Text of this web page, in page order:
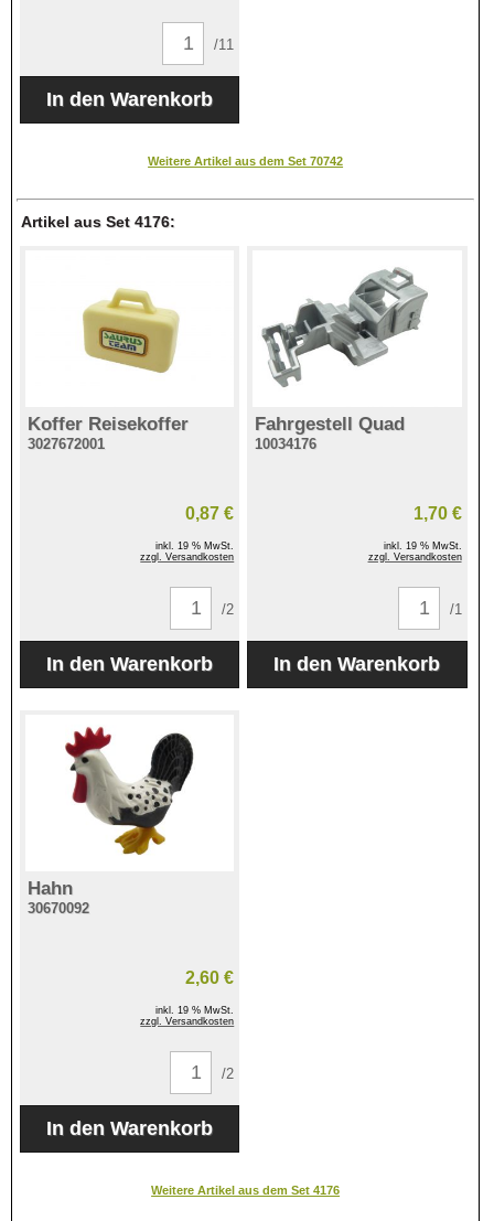
/11
Weitere Artikel aus dem Set 70742
Artikel aus Set 4176:
Koffer Reisekoffer
3027672001
0,87 €
inkl. 19 % MwSt.
zzgl. Versandkosten
/2
Fahrgestell Quad
10034176
1,70 €
inkl. 19 % MwSt.
zzgl. Versandkosten
/1
Hahn
30670092
2,60 €
inkl. 19 % MwSt.
zzgl. Versandkosten
/2
Weitere Artikel aus dem Set 4176